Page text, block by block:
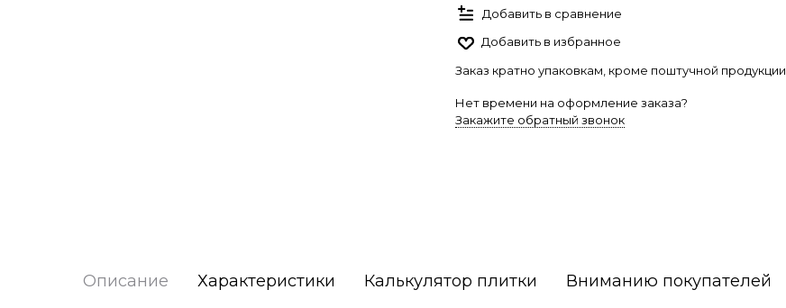
Добавить в сравнение
Добавить в избранное
Заказ кратно упаковкам, кроме поштучной продукции.
Нет времени на оформление заказа?
Закажите обратный звонок
Описание Характеристики Калькулятор плитки Вниманию покупателей